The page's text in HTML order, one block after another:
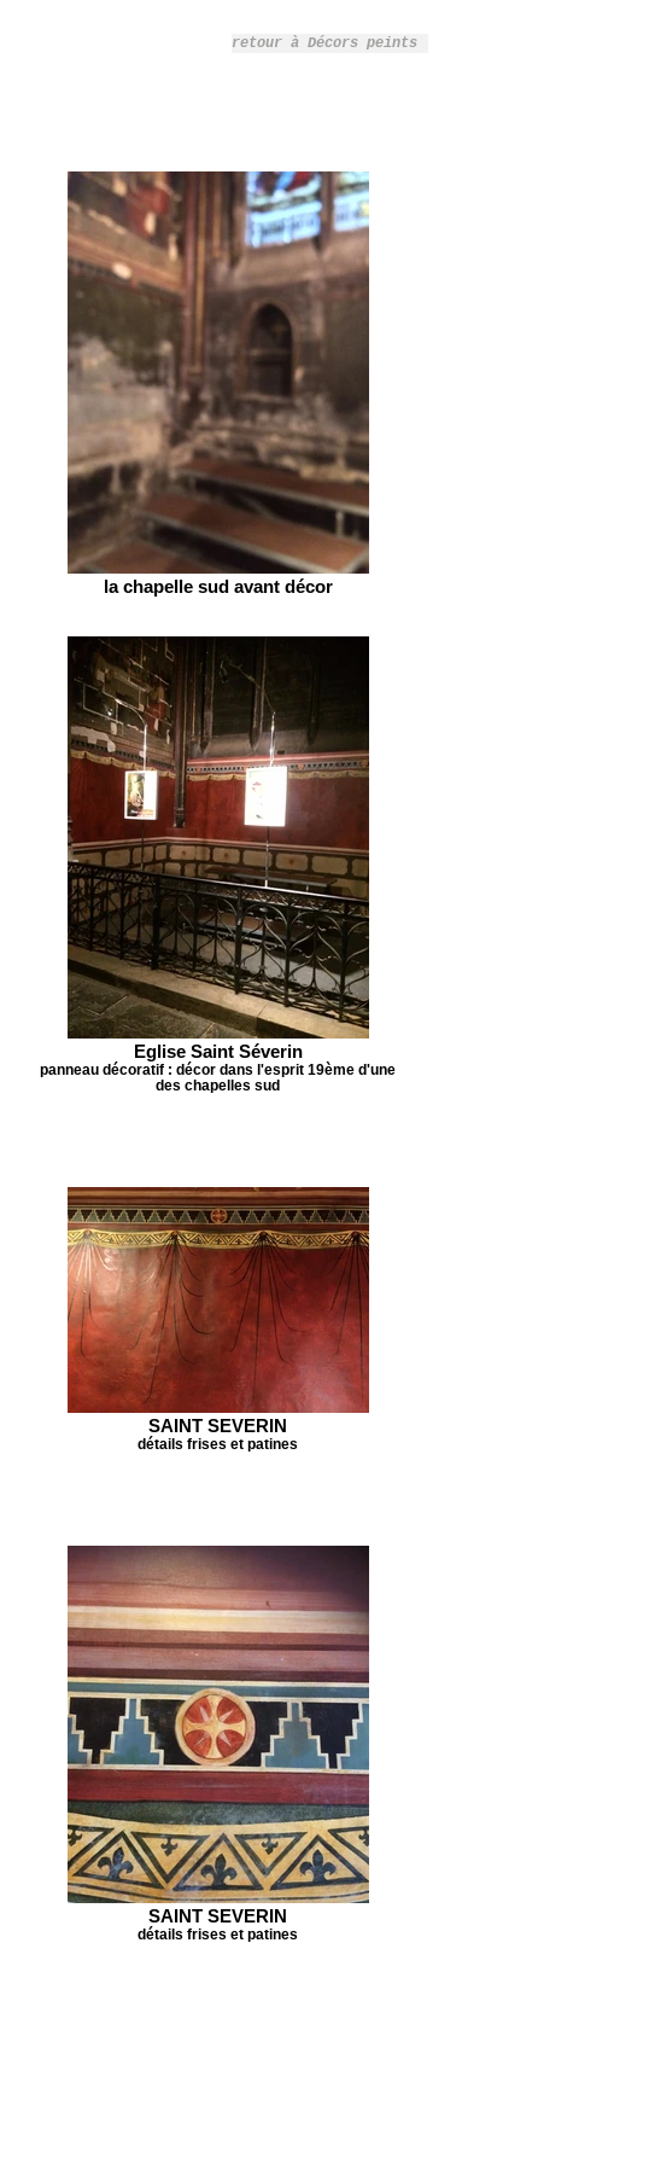
retour à Décors peints
la chapelle sud avant décor
Eglise Saint Séverin
panneau décoratif : décor dans l'esprit 19ème d'une
des chapelles sud
SAINT SEVERIN
détails frises et patines
SAINT SEVERIN
détails frises et patines